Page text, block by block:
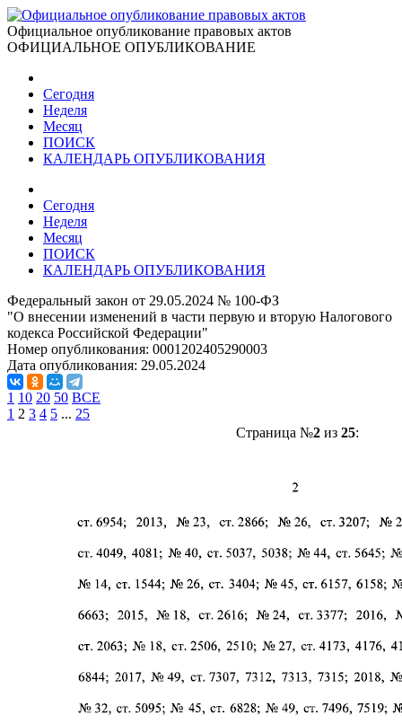
Официальное опубликование правовых актов
ОФИЦИАЛЬНОЕ ОПУБЛИКОВАНИЕ
Сегодня
Неделя
Месяц
ПОИСК
КАЛЕНДАРЬ ОПУБЛИКОВАНИЯ
Сегодня
Неделя
Месяц
ПОИСК
КАЛЕНДАРЬ ОПУБЛИКОВАНИЯ
Федеральный закон от 29.05.2024 № 100-ФЗ
"О внесении изменений в части первую и вторую Налогового
кодекса Российской Федерации"
Номер опубликования: 0001202405290003
Дата опубликования: 29.05.2024
1 10 20 50 ВСЕ
1 2 3 4 5 ... 25
Страница №2из 25: